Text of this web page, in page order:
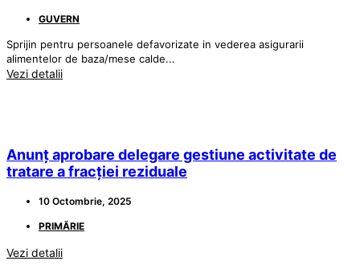
GUVERN
Sprijin pentru persoanele defavorizate in vederea asigurarii
alimentelor de baza/mese calde...
Vezi detalii
Anunț aprobare delegare gestiune activitate de
tratare a fracției reziduale
10 Octombrie, 2025
PRIMĂRIE
Vezi detalii